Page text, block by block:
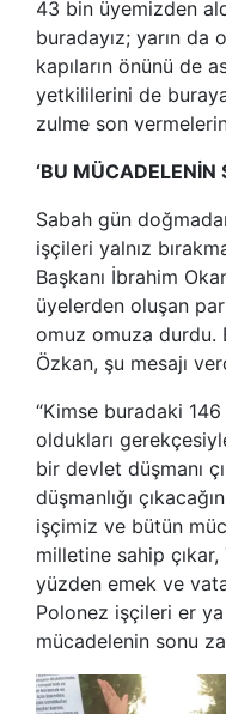
43 bin üyemizden
buradayız; yarın da
kapıların önünü de
yetkililerini de
zulme son
‘BU MÜCADELENİN
Sabah gün
işçileri yalnız
Başkanı İbrahim
üyelerden oluşan
omuz omuza durdu.
Özkan, şu mesajı
“Kimse buradaki
oldukları
bir devlet düşmanı
düşmanlığı
işçimiz ve bütün
milletine sahip çıkar,
yüzden emek ve
Polonez işçileri er
mücadelenin sonu